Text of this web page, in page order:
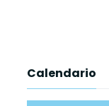
Calendario